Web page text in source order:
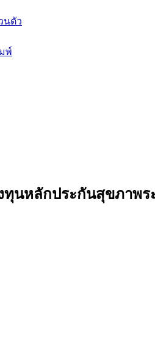
นตัว
พ์
ทุนหลักประกันสุขภาพ